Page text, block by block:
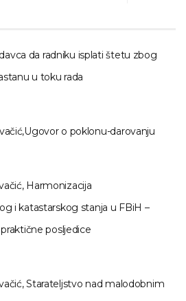
da radniku isplati štetu zbog
u toku rada
o poklonu-darovanju
Harmonizacija
i katastarskog stanja u FBiH –
posljedice
Starateljstvo nad malodobnim